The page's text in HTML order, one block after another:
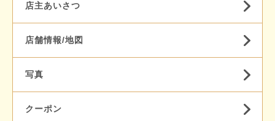
店主あいさつ
店舗情報/地図
写真
クーポン